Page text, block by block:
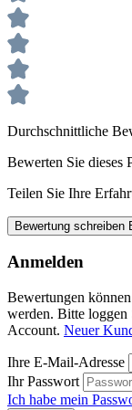
Durchschnittliche
Bewerten Sie dieses
Teilen Sie Ihre
Bewertung schreiben
Anmelden
Bewertungen
werden. Bitte loggen
Account. Neuer
Ihre E-Mail-Adresse
Ihr Passwort
Ich habe mein